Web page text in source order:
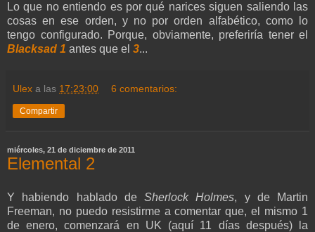
Lo que no entiendo es por qué narices siguen saliendo las
cosas en ese orden, y no por orden alfabético, como lo
tengo configurado. Porque, obviamente, preferiría tener el
Blacksad 1 antes que el 3...
Ulex a las 17:23:00 6 comentarios:
Compartir
miércoles, 21 de diciembre de 2011
Elemental 2
Y habiendo hablado de Sherlock Holmes, y de Martin
Freeman, no puedo resistirme a comentar que, el mismo 1
de enero, comenzará en UK (aquí 11 días después) la